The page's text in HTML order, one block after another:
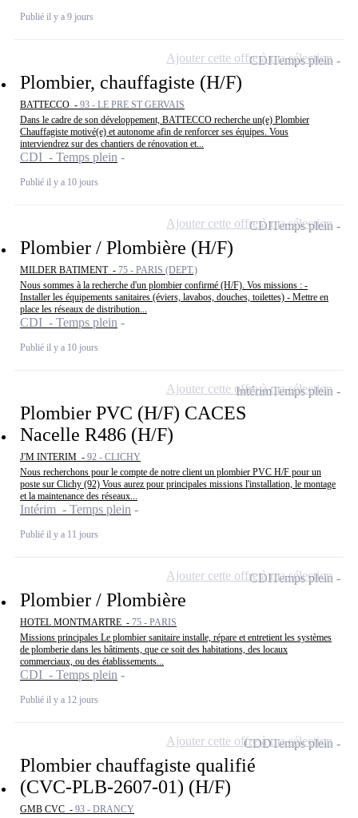
Publié il y a 9 jours
Plombier, chauffagiste (H/F)
BATTECCO - 93 - LE PRE ST GERVAIS
Dans le cadre de son développement, BATTECCO recherche un(e) Plombier
Chauffagiste motivé(e) et autonome afin de renforcer ses équipes. Vous
interviendrez sur des chantiers de rénovation et...
CDI - Temps plein
Publié il y a 10 jours
CDITemps plein
Ajouter cette offre à ma sélection
Plombier / Plombière (H/F)
MILDER BATIMENT - 75 - PARIS (DEPT.)
Nous sommes à la recherche d'un plombier confirmé (H/F). Vos missions : -
Installer les équipements sanitaires (éviers, lavabos, douches, toilettes) - Mettre en
place les réseaux de distribution...
CDI - Temps plein
Publié il y a 10 jours
CDITemps plein
Ajouter cette offre à ma sélection
Plombier PVC (H/F) CACES
Nacelle R486 (H/F)
J'M INTERIM - 92 - CLICHY
Nous recherchons pour le compte de notre client un plombier PVC H/F pour un
poste sur Clichy (92) Vous aurez pour principales missions l'installation, le montage
et la maintenance des réseaux...
Intérim - Temps plein
Publié il y a 11 jours
IntérimTemps plein
Ajouter cette offre à ma sélection
Plombier / Plombière
HOTEL MONTMARTRE - 75 - PARIS
Missions principales Le plombier sanitaire installe, répare et entretient les systèmes
de plomberie dans les bâtiments, que ce soit des habitations, des locaux
commerciaux, ou des établissements...
CDI - Temps plein
Publié il y a 12 jours
CDITemps plein
Ajouter cette offre à ma sélection
Plombier chauffagiste qualifié
(CVC-PLB-2607-01) (H/F)
GMB CVC - 93 - DRANCY
CDDTemps plein
Ajouter cette offre à ma sélection